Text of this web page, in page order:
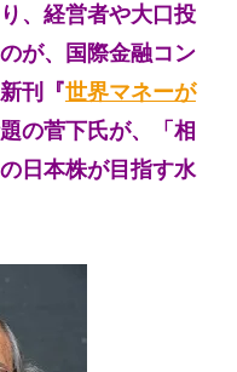
、経営者や大口投
が、国際金融コン
刊『世界マネーが
の菅下氏が、「相
日本株が目指す水